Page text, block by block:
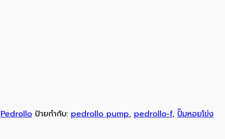
Pedrollo ป้ายกำกับ: pedrollo pump, pedrollo-f, ปั๊มหอยโข่ง